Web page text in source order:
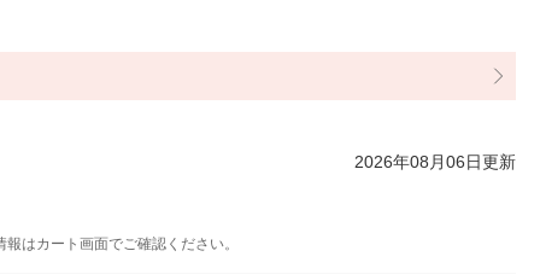
2026年08月06日更新
はカート画面でご確認ください。